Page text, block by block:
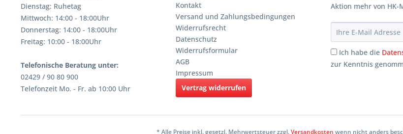
Dienstag: Ruhetag
Mittwoch: 14:00 - 18:00Uhr
Donnerstag: 14:00 - 18:00Uhr
Freitag: 10:00 - 18:00Uhr
Telefonische Beratung unter:
02429 / 90 80 900
Telefonzeit Mo. - Fr. ab 10:00 Uhr
Kontakt
Versand und Zahlungsbedingungen
Widerrufsrecht
Datenschutz
Widerrufsformular
AGB
Impressum
Vertrag widerrufen
Aktion mehr von HK-
Ich habe die
zur Kenntnis
* Alle Preise inkl. gesetzl. Mehrwertsteuer zzgl.Versandkosten wenn nicht anders